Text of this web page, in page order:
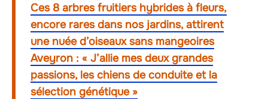
Ces 8 arbres fruitiers hybrides à fleurs,
encore rares dans nos jardins, attirent
une nuée d’oiseaux sans mangeoires
Aveyron : « J’allie mes deux grandes
passions, les chiens de conduite et la
sélection génétique »